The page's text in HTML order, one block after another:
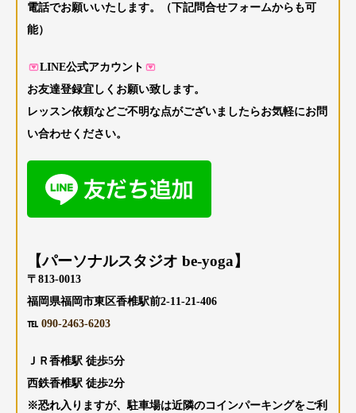
電話でお願いいたします。（下記問合せフォームからも可
能）
LINE公式アカウント
お友達登録宜しくお願い致します。
レッスン依頼などご不明な点がございましたらお気軽にお問
い合わせください。
【パーソナルスタジオ be-yoga】
〒813-0013
福岡県福岡市東区香椎駅前2-11-21-406
℡ 090-2463-6203
ＪＲ香椎駅 徒歩5分
西鉄香椎駅 徒歩2分
※恐れ入りますが、駐車場は近隣のコインパーキングをご利